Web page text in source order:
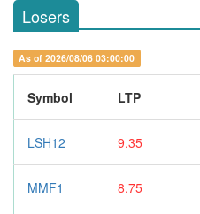
Losers
As of 2026/08/06 03:00:00
Symbol LTP
LSH12 9.35
MMF1 8.75